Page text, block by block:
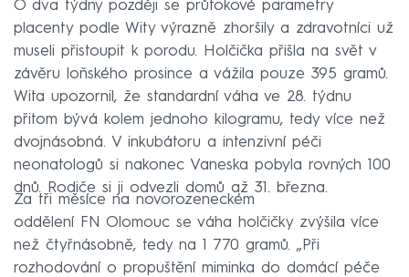
O dva týdny později se průtokové parametry
placenty podle Wity výrazně zhoršily a zdravotníci už
museli přistoupit k porodu. Holčička přišla na svět v
závěru loňského prosince a vážila pouze 395 gramů.
Wita upozornil, že standardní váha ve 28. týdnu
přitom bývá kolem jednoho kilogramu, tedy více než
dvojnásobná. V inkubátoru a intenzivní péči
neonatologů si nakonec Vaneska pobyla rovných 100
dnů. Rodiče si ji odvezli domů až 31. března.
Za tři měsíce na novorozeneckém
oddělení FN Olomouc se váha holčičky zvýšila více
než čtyřnásobně, tedy na 1 770 gramů. „Při
rozhodování o propuštění miminka do domácí péče